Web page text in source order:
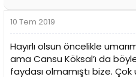
:
10 Tem 2019
Hayırlı olsun öncelikle
ama Cansu Köksal’ı da
faydası olmamıştı bize.